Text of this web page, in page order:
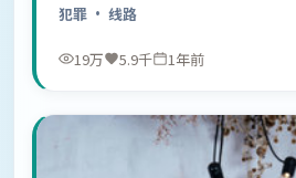
犯罪 · 线路
19万 5.9千 1年前